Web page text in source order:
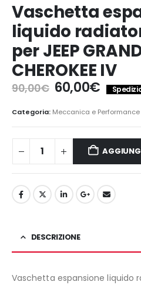
Vaschetta
liquido
per JEEP
CHEROKEE IV
90,00€ Il
prezzo
originale
era:
90,00€.
60,00€Il
attuale
è:
Categoria: Meccanica e Performance
DESCRIZIONE
Vaschetta espansione liquido